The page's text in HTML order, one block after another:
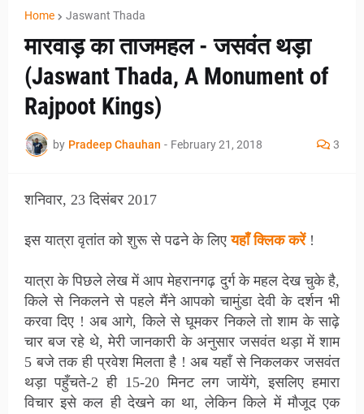
Home Jaswant Thada
मारवाड़ का ताजमहल - जसवंत थड़ा
(Jaswant Thada, A Monument of
Rajpoot Kings)
by Pradeep Chauhan - February 21, 2018 3
शनिवार, 23 दिसंबर 2017
इस यात्रा वृतांत को शुरू से पढने के लिए यहाँ क्लिक करें !
यात्रा के पिछले लेख में आप मेहरानगढ़ दुर्ग के महल देख चुके है,
किले से निकलने से पहले मैंने आपको चामुंडा देवी के दर्शन भी
करवा दिए ! अब आगे, किले से घूमकर निकले तो शाम के साढ़े
चार बज रहे थे, मेरी जानकारी के अनुसार जसवंत थड़ा में शाम
5 बजे तक ही प्रवेश मिलता है ! अब यहाँ से निकलकर जसवंत
थड़ा पहुँचते-2 ही 15-20 मिनट लग जायेंगे, इसलिए हमारा
विचार इसे कल ही देखने का था, लेकिन किले में मौजूद एक